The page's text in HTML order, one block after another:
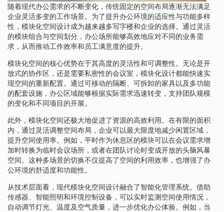
随着现代办公需求的不断变化，传统固定的空间布局逐渐无法满足
企业灵活多变的工作场景。为了提升办公环境的适应性与功能多样
性，模块化空间设计成为越来越多写字楼和企业的选择。通过灵活
的模块组合与空间划分，办公场所能够高效地应对不同的业务需
求，从而推动工作效率和员工满意度的提升。
模块化空间的核心优势在于其高度的灵活性和可调整性。无论是开
放式的协作区，还是需要私密性的会议室，模块化设计都能快速实
现空间的重新配置。通过可移动的隔断、可拆卸的家具以及多功能
的配套设施，办公区域能够根据实际需求迅速转变，支持团队规模
的变化和不同项目的开展。
此外，模块化空间还极大地促进了资源的高效利用。在有限的面积
内，通过灵活调整空间布局，企业可以最大限度地减少闲置区域，
提升空间使用率。例如，平时作为休息区的模块可以在会议需求增
加时转换为临时会议场所，或者在团队讨论时变成开放的头脑风暴
空间。这种多场景的切换不仅提高了空间的利用效率，也增强了办
公环境的舒适度和功能性。
从技术层面看，现代模块化空间设计融合了智能化管理系统。借助
传感器、智能照明和环境控制设备，可以实时监测空间使用情况，
自动调节灯光、温度及空气质量，进一步优化办公体验。例如，当